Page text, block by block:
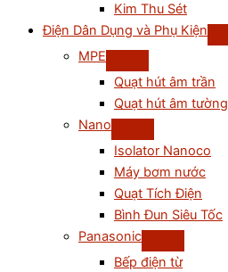
Kim Thu Sét
Điện Dân Dụng và Phụ Kiện
MPE
Quạt hút âm trần
Quạt hút âm tường
Nano
Isolator Nanoco
Máy bơm nước
Quạt Tích Điện
Bình Đun Siêu Tốc
Panasonic
Bếp điện từ